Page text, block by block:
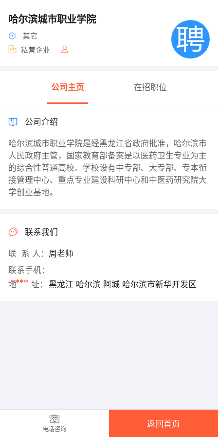
哈尔滨城市职业学院
其它
私营企业
公司主页 在招职位
公司介绍
哈尔滨城市职业学院是经黑龙江省政府批准，哈尔滨市
人民政府主管，国家教育部备案是以医药卫生专业为主
的综合性普通高校。学校设有中专部、大专部、专本衔
接管理中心、重点专业建设科研中心和中医药研究院大
学创业基地。
联系我们
联 系 人： 周老师
联系手机：
****
地 址： 黑龙江 哈尔滨 阿城 哈尔滨市新华开发区
电话咨询
返回首页